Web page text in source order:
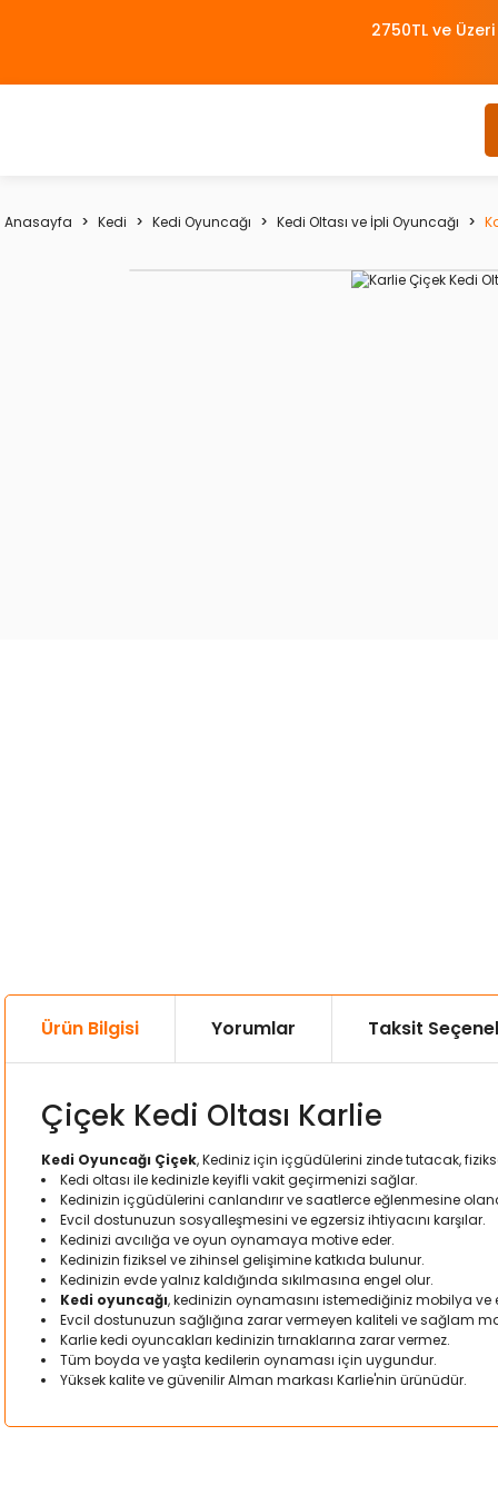
2750TL ve
Anasayfa Kedi Kedi Oyuncağı Kedi Oltası ve İpli Oyuncağı
Ürün Bilgisi Yorumlar Taksit
Çiçek Kedi Oltası Karlie
Kedi Oyuncağı Çiçek, Kediniz için içgüdülerini zinde tutacak,
Kedi oltası ile kedinizle keyifli vakit geçirmenizi sağlar.
Kedinizin içgüdülerini canlandırır ve saatlerce eğlenmesine
Evcil dostunuzun sosyalleşmesini ve egzersiz ihtiyacını karşılar.
Kedinizi avcılığa ve oyun oynamaya motive eder.
Kedinizin fiziksel ve zihinsel gelişimine katkıda bulunur.
Kedinizin evde yalnız kaldığında sıkılmasına engel olur.
Kedi oyuncağı, kedinizin oynamasını istemediğiniz mobilya ve
Evcil dostunuzun sağlığına zarar vermeyen kaliteli ve sağlam
Karlie kedi oyuncakları kedinizin tırnaklarına zarar vermez.
Tüm boyda ve yaşta kedilerin oynaması için uygundur.
Yüksek kalite ve güvenilir Alman markası Karlie'nin ürünüdür.